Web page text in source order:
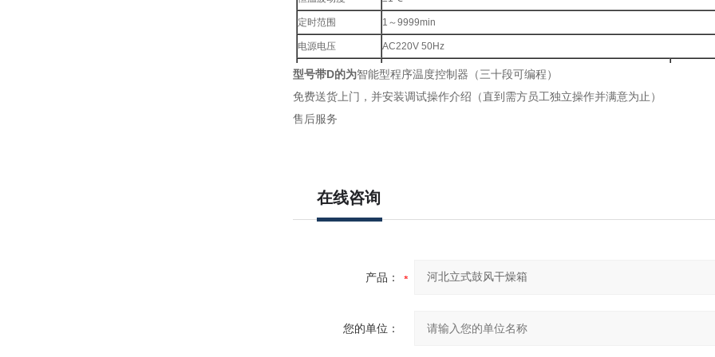
定时范围 1～9999min
电源电压 AC220V 50Hz
载物托架 2块
工作环境 5℃-40℃
型号带D的为智能型程序温度控制器（三十段可编程）
免费送货上门，并安装调试操作介绍（直到需方员工独立操作并满意为止）
售后服务
在线咨询
产品：
您的单位：